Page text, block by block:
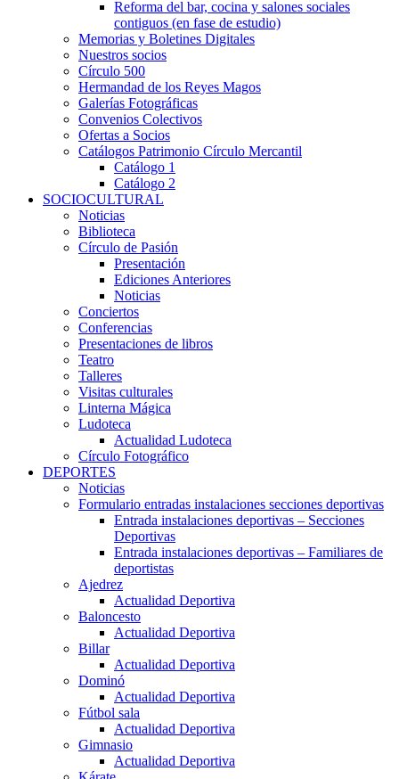
Reforma del bar, cocina y salones sociales
contiguos (en fase de estudio)
Memorias y Boletines Digitales
Nuestros socios
Círculo 500
Hermandad de los Reyes Magos
Galerías Fotográficas
Convenios Colectivos
Ofertas a Socios
Catálogos Patrimonio Círculo Mercantil
Catálogo 1
Catálogo 2
SOCIOCULTURAL
Noticias
Biblioteca
Círculo de Pasión
Presentación
Ediciones Anteriores
Noticias
Conciertos
Conferencias
Presentaciones de libros
Teatro
Talleres
Visitas culturales
Linterna Mágica
Ludoteca
Actualidad Ludoteca
Círculo Fotográfico
DEPORTES
Noticias
Formulario entradas instalaciones secciones deportivas
Entrada instalaciones deportivas – Secciones
Deportivas
Entrada instalaciones deportivas – Familiares de
deportistas
Ajedrez
Actualidad Deportiva
Baloncesto
Actualidad Deportiva
Billar
Actualidad Deportiva
Dominó
Actualidad Deportiva
Fútbol sala
Actualidad Deportiva
Gimnasio
Actualidad Deportiva